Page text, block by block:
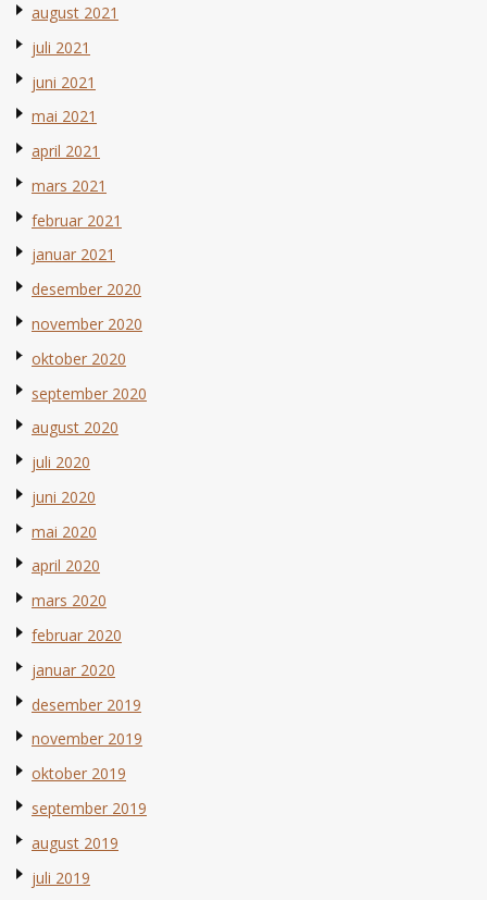
august 2021
juli 2021
juni 2021
mai 2021
april 2021
mars 2021
februar 2021
januar 2021
desember 2020
november 2020
oktober 2020
september 2020
august 2020
juli 2020
juni 2020
mai 2020
april 2020
mars 2020
februar 2020
januar 2020
desember 2019
november 2019
oktober 2019
september 2019
august 2019
juli 2019